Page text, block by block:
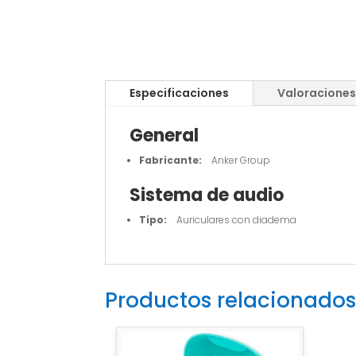
Especificaciones
General
Fabricante: Anker Group
Sistema de audio
Tipo: Auriculares con diadema
Productos relacionados